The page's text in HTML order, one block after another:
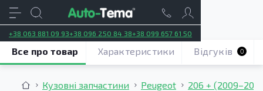
+38 063 881 09 93+38 096 250 84 38+38 099 657 61 50
Кузовні запчастини Peugeot 206 +
Все про товар Характеристики Відгуків 0